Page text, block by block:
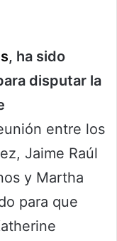
, ha sido
disputar la
entre los
Jaime Raúl
y Martha
para que